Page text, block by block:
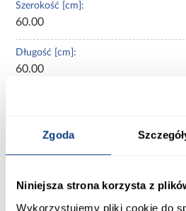
Zgoda
Niniejsza strona korzysta z
Wykorzystujemy pliki cookie do
Szerokość [cm]:
60.00
Długość [cm]:
60.00
Typ płytki: